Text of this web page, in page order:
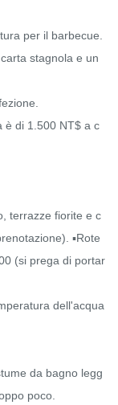
per il barbecue.
stagnola e un
è di 1.500 NT$ a c
terrazze fiorite e c
▪️Rote
(si prega di portar
dell'acqua
da bagno legg
poco.